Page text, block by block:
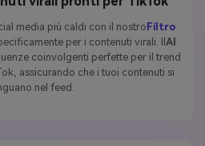
media più caldi con il nostroFiltro
per i contenuti virali. IlAI
coinvolgenti perfette per il trend
assicurando che i tuoi contenuti si
nel feed.